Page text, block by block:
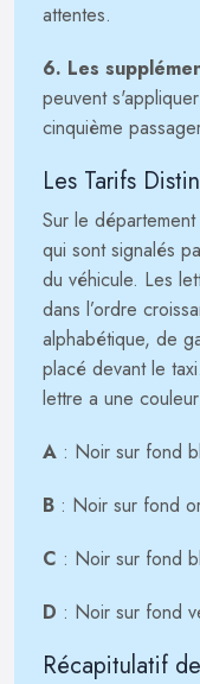
attentes.
6. Les
peuvent
cinquième
Les Tarifs
Sur le
qui sont signalés
du véhicule. Les
dans l’ordre
alphabétique, de
placé devant le
lettre a une
A : Noir sur fond
B : Noir sur fond
C : Noir sur fond
D : Noir sur fond
Récapitulatif